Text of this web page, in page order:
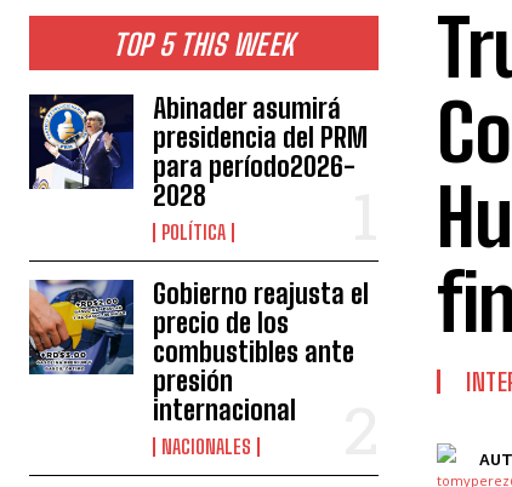
TOP 5 THIS WEEK
Abinader asumirá
presidencia del PRM
para período2026-
2028
POLÍTICA
Gobierno reajusta el
precio de los
combustibles ante
presión
internacional
NACIONALES